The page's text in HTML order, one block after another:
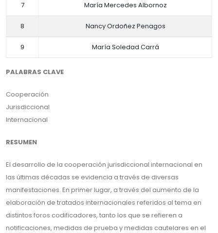
7 María Mercedes Albornoz
8 Nancy Ordoñez Penagos
9 María Soledad Carrá
PALABRAS CLAVE
Cooperación
Jurisdiccional
Internacional
RESUMEN
El desarrollo de la cooperación jurisdiccional internacional en
las últimas décadas se evidencia a través de diversas
manifestaciones. En primer lugar, a través del aumento de la
elaboración de tratados internacionales referidos al tema en
distintos foros codificadores, tanto los que se refieren a
notificaciones, medidas de prueba y medidas cautelares en el